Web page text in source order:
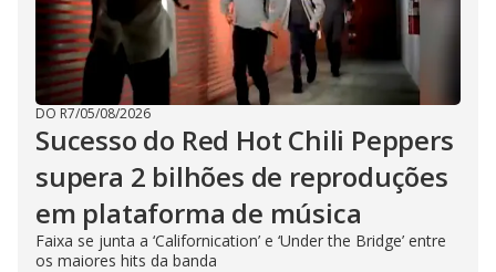
DO R7/05/08/2026
Sucesso do Red Hot Chili Peppers
supera 2 bilhões de reproduções
em plataforma de música
Faixa se junta a ‘Californication’ e ‘Under the Bridge’ entre
os maiores hits da banda